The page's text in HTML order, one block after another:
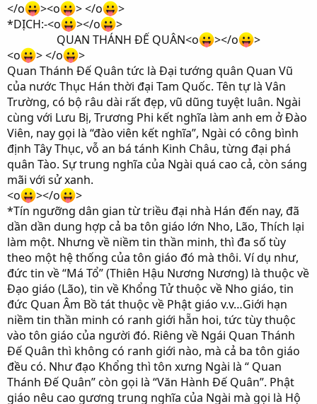
</o
><o > </o
>
*DỊCH:-<o
></o
>
QUAN THÁNH ĐẾ QUÂN<o
></o
>​
<o
> </o
>
Quan Thánh Đế Quân tức là Đại tướng quân Quan Vũ
của nước Thục Hán thời đại Tam Quốc. Tên tự là Vân
Trường, có bộ râu dài rất đẹp, vũ dũng tuyệt luân. Ngài
cùng với Lưu Bị, Trương Phi kết nghĩa làm anh em ở Đào
Viên, nay gọi là “đào viên kết nghĩa”, Ngài có công bình
định Tây Thục, vỗ an bá tánh Kinh Châu, từng đại phá
quân Tào. Sự trung nghĩa của Ngài quá cao cả, còn sáng
mãi với sử xanh.
<o
></o
>
*Tín ngưỡng dân gian từ triều đại nhà Hán đến nay, đã
dần dần dung hợp cả ba tôn giáo lớn Nho, Lão, Thích lại
làm một. Nhưng về niềm tin thần minh, thì đa số tùy
theo một hệ thống của tôn giáo đó mà thôi. Ví dụ như,
đức tin về “Má Tổ” (Thiên Hậu Nương Nương) là thuộc về
Đạo giáo (Lão), tin về Khổng Tử thuộc về Nho giáo, tin
đức Quan Âm Bồ tát thuộc về Phật giáo v.v…Giới hạn
niềm tin thần minh có ranh giới hẵn hoi, tức tùy thuộc
vào tôn giáo của người đó. Riêng về Ngái Quan Thánh
Đế Quân thì không có ranh giới nào, mà cả ba tôn giáo
đều có. Như đạo Khổng thì tôn xưng Ngài là “ Quan
Thánh Đế Quân” còn gọi là “Văn Hành Đế Quân”. Phật
giáo nêu cao gương trung nghĩa của Ngài mà gọi là Hộ